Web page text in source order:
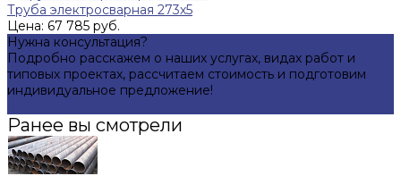
Труба электросварная 273х5
Цена: 67 785 руб.
Нужна консультация?
Подробно расскажем о наших услугах, видах работ и
типовых проектах, рассчитаем стоимость и подготовим
индивидуальное предложение!
Ранее вы смотрели